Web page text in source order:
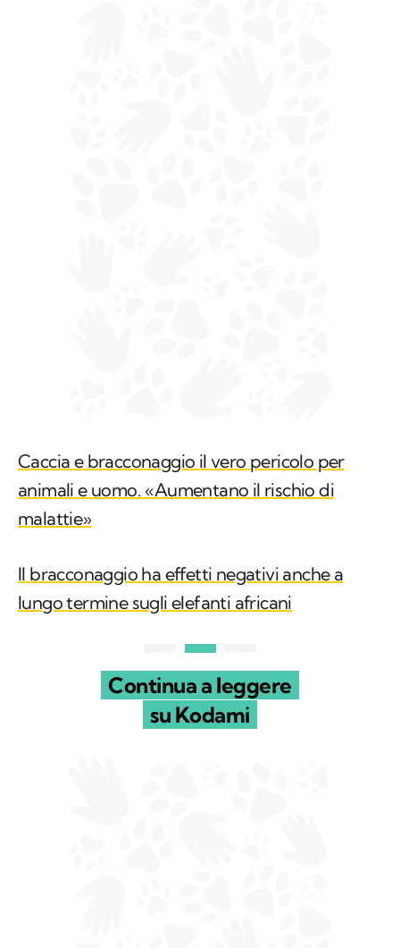
Caccia e bracconaggio il vero pericolo per
animali e uomo. «Aumentano il rischio di
malattie»
Il bracconaggio ha effetti negativi anche a
lungo termine sugli elefanti africani
Continua a leggere
su Kodami